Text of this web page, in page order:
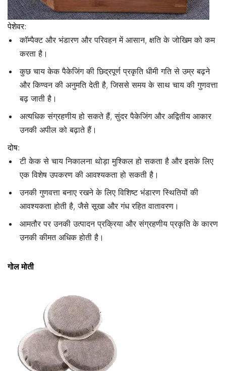
पेशेवर:
कॉम्पैक्ट और भंडारण और परिवहन में आसान, क्षति के जोखिम को कम
करता है।
कुछ चाय केक पैकेजिंग की छिद्रपूर्ण प्रकृति धीमी गति से उम्र बढ़ने
और किण्वन की अनुमति देती है, जिससे समय के साथ चाय की गुणवत्ता
बढ़ जाती है।
अत्यधिक संग्रहणीय हो सकते हैं, सुंदर पैकेजिंग और अद्वितीय आकार
उनकी अपील को बढ़ाते हैं।
दोष:
टी केक से चाय निकालना थोड़ा मुश्किल हो सकता है और इसके लिए
एक विशेष उपकरण की आवश्यकता हो सकती है।
उनकी गुणवत्ता बनाए रखने के लिए विशिष्ट भंडारण स्थितियों की
आवश्यकता होती है, जैसे सूखा और गंध रहित वातावरण।
आमतौर पर उनकी उत्पादन प्रक्रिया और संग्रहणीय प्रकृति के कारण
उनकी कीमत अधिक होती है।
गोल मोती